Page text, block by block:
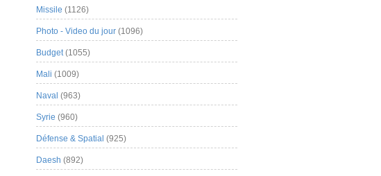
Missile (1126)
Photo - Video du jour (1096)
Budget(1055)
Mali (1009)
Naval (963)
Syrie (960)
Défense & Spatial (925)
Daesh (892)